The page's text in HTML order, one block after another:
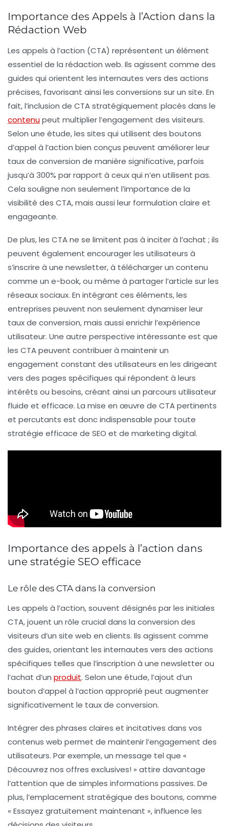
Importance des Appels à l’Action dans la
Rédaction Web
Les appels à l’action (CTA) représentent un élément
essentiel de la rédaction web. Ils agissent comme des
guides qui orientent les internautes vers des actions
précises, favorisant ainsi les conversions sur un site. En
fait, l’inclusion de CTA stratégiquement placés dans le
contenupeut multiplier l’engagement des visiteurs.
Selon une étude, les sites qui utilisent des boutons
d’appel à l’action bien conçus peuvent améliorer leur
taux de conversion de manière significative, parfois
jusqu’à 300% par rapport à ceux qui n’en utilisent pas.
Cela souligne non seulement l’importance de la
visibilité des CTA, mais aussi leur formulation claire et
engageante.
De plus, les CTA ne se limitent pas à inciter à l’achat ; ils
peuvent également encourager les utilisateurs à
s’inscrire à une newsletter, à télécharger un contenu
comme un e-book, ou même à partager l’article sur les
réseaux sociaux. En intégrant ces éléments, les
entreprises peuvent non seulement dynamiser leur
taux de conversion, mais aussi enrichir l’expérience
utilisateur. Une autre perspective intéressante est que
les CTA peuvent contribuer à maintenir un
engagement constant des utilisateurs en les dirigeant
vers des pages spécifiques qui répondent à leurs
intérêts ou besoins, créant ainsi un parcours utilisateur
fluide et efficace. La mise en œuvre de CTA pertinents
et percutants est donc indispensable pour toute
stratégie efficace de SEO et de marketing digital.
Importance des appels à l’action dans
une stratégie SEO efficace
Le rôle des CTA dans la conversion
Les appels à l’action, souvent désignés par les initiales
CTA, jouent un rôle crucial dans la conversion des
visiteurs d’un site web en clients. Ils agissent comme
des guides, orientant les internautes vers des actions
spécifiques telles que l’inscription à une newsletter ou
l’achat d’un produit. Selon une étude, l’ajout d’un
bouton d’appel à l’action approprié peut augmenter
significativement le taux de conversion.
Intégrer des phrases claires et incitatives dans vos
contenus web permet de maintenir l’engagement des
utilisateurs. Par exemple, un message tel que «
Découvrez nos offres exclusives! » attire davantage
l’attention que de simples informations passives. De
plus, l’emplacement stratégique des boutons, comme
« Essayez gratuitement maintenant », influence les